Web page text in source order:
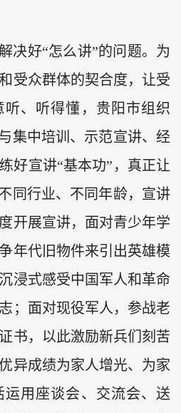
决好“怎么讲”的问题。为
受众群体的契合度，让受
、听得懂，贵阳市组织
集中培训、示范宣讲、经
好宣讲“基本功”，真正让
同行业、不同年龄，宣讲
开展宣讲，面对青少年学
年代旧物件来引出英雄模
浸式感受中国军人和革命
；面对现役军人，参战老
书，以此激励新兵们刻苦
异成绩为家人增光、为家
用座谈会、交流会、送